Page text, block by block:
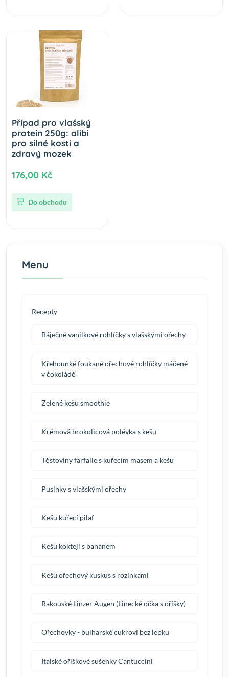
Případ pro vlašský
protein 250g: alibi
pro silné kosti a
zdravý mozek
176,00 Kč
Do obchodu
Menu
Recepty
Báječné vanilkové rohlíčky s vlašskými ořechy
Křehounké foukané ořechové rohlíčky máčené
v čokoládě
Zelené kešu smoothie
Krémová brokolicová polévka s kešu
Těstoviny farfalle s kuřecím masem a kešu
Pusinky s vlašskými ořechy
Kešu kuřecí pilaf
Kešu koktejl s banánem
Kešu ořechový kuskus s rozinkami
Rakouské Linzer Augen (Linecké očka s oříšky)
Ořechovky - bulharské cukroví bez lepku
Italské oříškové sušenky Cantuccini